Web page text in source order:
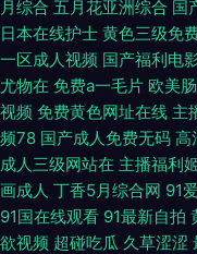
机av 日韩婷婷网 在线国产
下载迅雷下载 午夜成人女优
国产精品久久撸 91传媒在
艹艹 日韩你懂得 超碰欧美另
费h日韩欧美 九一免费网站
月综合 五月花亚洲综合 国
日本在线护士 黄色三级免
一区成人视频 国产福利电
尤物在 免费a一毛片 欧美
视频 免费黄色网址在线 主
频78 国产成人免费无码 高
成人三级网站在 主播福利
画成人 丁香5月综合网 91
91国在线观看 91最新自拍
欲视频 超碰吃瓜 久草涩涩